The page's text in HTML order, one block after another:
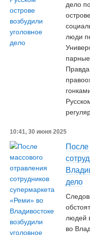
дело
люди
10:41, 30 июня 2025
После
дело
людей
во